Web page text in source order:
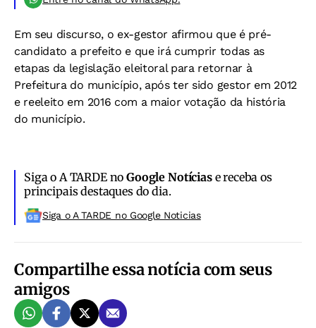
Em seu discurso, o ex-gestor afirmou que é pré-
candidato a prefeito e que irá cumprir todas as
etapas da legislação eleitoral para retornar à
Prefeitura do município, após ter sido gestor em 2012
e reeleito em 2016 com a maior votação da história
do município.
Siga o A TARDE noGoogle Notíciase receba os
principais destaques do dia.
Siga o A TARDE no Google Noticias
Compartilhe essa notícia com seus
amigos